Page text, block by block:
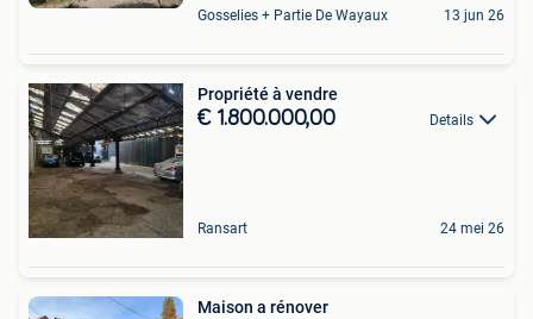
Gosselies + Partie De Wayaux 13 jun 26
Propriété à vendre
€ 1.800.000,00 Details
Ransart 24 mei 26
Maison a rénover